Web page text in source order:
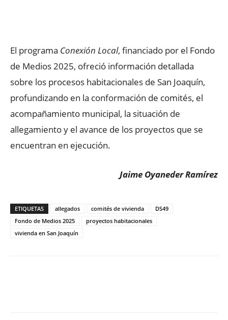
El programa Conexión Local, financiado por el Fondo
de Medios 2025, ofreció información detallada
sobre los procesos habitacionales de San Joaquín,
profundizando en la conformación de comités, el
acompañamiento municipal, la situación de
allegamiento y el avance de los proyectos que se
encuentran en ejecución.
Jaime Oyaneder Ramírez
ETIQUETAS allegados comités de vivienda
DS49
Fondo de Medios 2025
proyectos habitacionales
vivienda en San Joaquín